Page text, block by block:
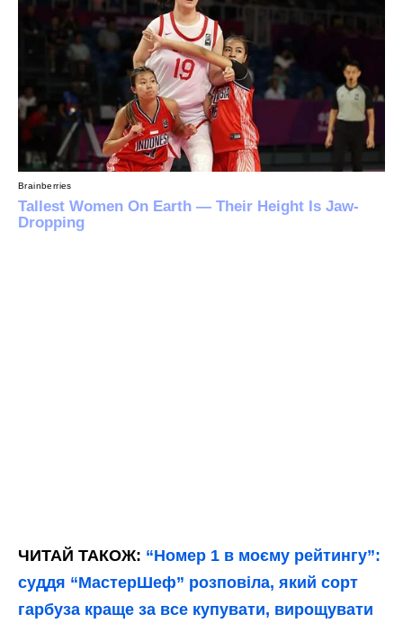
ЧИТАЙ ТАКОЖ: “Номер 1 в моєму рейтингу”:
суддя “МастерШеф” розповіла, який сорт
гарбуза краще за все купувати, вирощувати